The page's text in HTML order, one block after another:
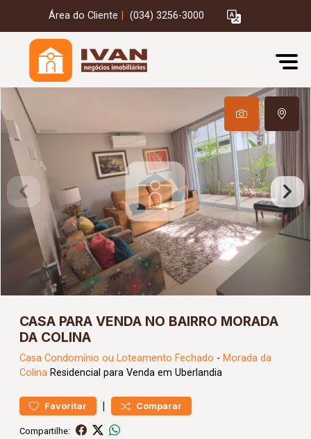
Área do Cliente (034) 3256-3000
CASA PARA VENDA NO BAIRRO MORADA
DA COLINA
Casa Condomínio ou Loteamento Fechado - Morada da
Colina Residencial para Venda em Uberlandia
Favoritar | Comparar
Compartilhe: